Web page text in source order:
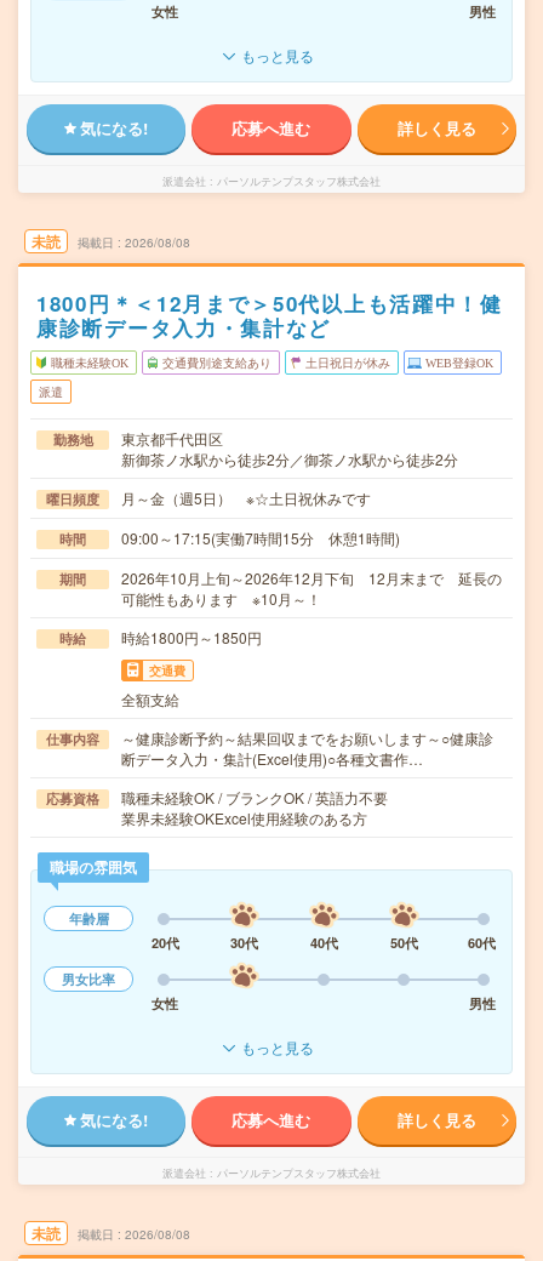
女性
男性
もっと見る
気になる! 応募へ進む 詳しく見る
派遣会社 パーソルテンプスタッフ株式会社
未読 掲載日 2026/08/08
1800円＊＜12月まで＞50代以上も活躍中！健
康診断データ入力・集計など
職種未経験OK 交通費別途支給あり 土日祝日が休み WEB登録OK
派遣
勤務地
東京都千代田区
新御茶ノ水駅から徒歩2分／御茶ノ水駅から徒歩2分
曜日頻度 月～金（週5日） ※☆土日祝休みです
時間 09:00～17:15(実働7時間15分 休憩1時間)
期間
2026年10月上旬～2026年12月下旬 12月末まで 延長の
可能性もあります ※10月～！
時給 時給1800円～1850円
交通費
全額支給
仕事内容
～健康診断予約～結果回収までをお願いします～○健康診
断データ入力・集計(Excel使用)○各種文書作…
応募資格
職種未経験OK / ブランクOK / 英語力不要
業界未経験OKExcel使用経験のある方
職場の雰囲気
年齢層
20代
30代 40代 50代
60代
男女比率
女性
男性
もっと見る
気になる! 応募へ進む 詳しく見る
派遣会社 パーソルテンプスタッフ株式会社
未読 掲載日 2026/08/08